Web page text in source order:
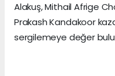
Alakuş, Mithail Afrige
Prakash Kandakoor
sergilemeye değer